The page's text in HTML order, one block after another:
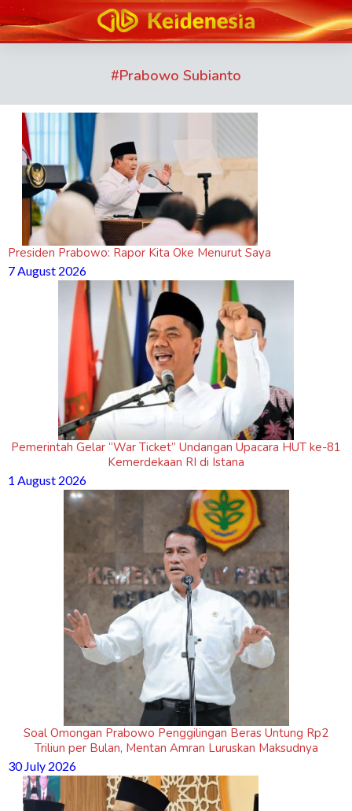
#Prabowo Subianto
Presiden Prabowo: Rapor Kita Oke Menurut Saya
7 August 2026
Pemerintah Gelar “War Ticket” Undangan Upacara HUT ke-81
Kemerdekaan RI di Istana
1 August 2026
Soal Omongan Prabowo Penggilingan Beras Untung Rp2
Triliun per Bulan, Mentan Amran Luruskan Maksudnya
30 July 2026